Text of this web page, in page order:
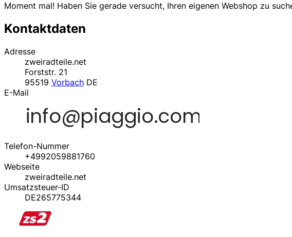
Moment mal! Haben Sie gerade versucht, Ihren eigenen Webshop zu
Kontaktdaten
Adresse
zweiradteile.net
Forststr. 21
95519 Vorbach DE
E-Mail
Telefon-Nummer
+4992059881760
Webseite
zweiradteile.net
Umsatzsteuer-ID
DE265775344